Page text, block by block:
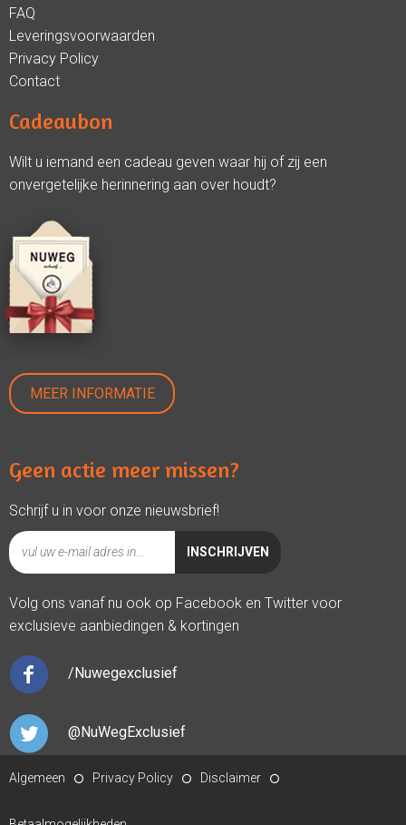
FAQ
Leveringsvoorwaarden
Privacy Policy
Contact
Cadeaubon
Wilt u iemand een cadeau geven waar hij of zij een
onvergetelijke herinnering aan over houdt?
MEER INFORMATIE
Geen actie meer missen?
Schrijf u in voor onze nieuwsbrief!
Volg ons vanaf nu ook op Facebook en Twitter voor
exclusieve aanbiedingen & kortingen
/Nuwegexclusief
@NuWegExclusief
Algemeen Privacy Policy Disclaimer